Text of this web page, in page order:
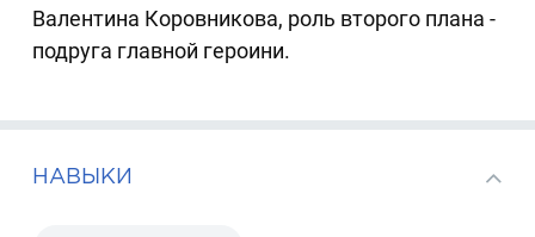
Валентина Коровникова, роль второго плана -
подруга главной героини.
НАВЫКИ